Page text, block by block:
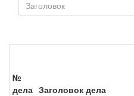
№
дела Заголовок дела